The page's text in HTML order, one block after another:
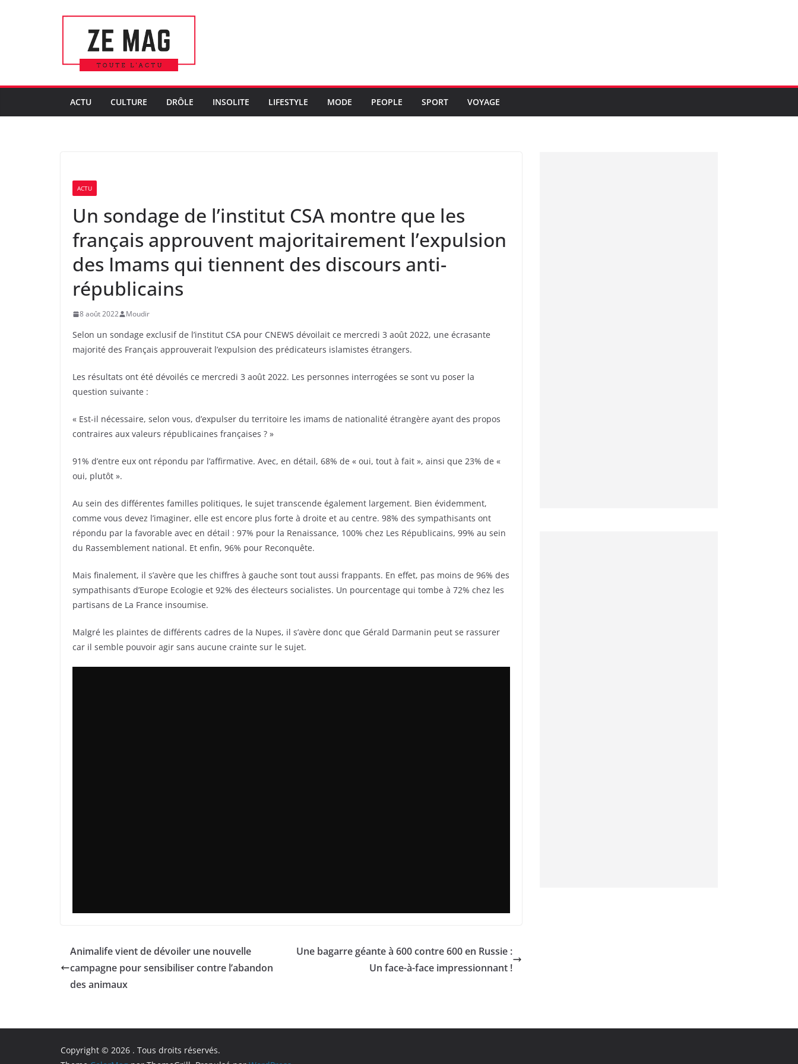
ACTU CULTURE DRÔLE INSOLITE LIFESTYLE MODE PEOPLE SPORT VOYAGE
ACTU
Un sondage de l’institut CSA montre que les
français approuvent majoritairement l’expulsion
des Imams qui tiennent des discours anti-
républicains
8 août 2022 Moudir
Selon un sondage exclusif de l’institut CSA pour CNEWS dévoilait ce mercredi 3 août 2022, une écrasante
majorité des Français approuverait l’expulsion des prédicateurs islamistes étrangers.
Les résultats ont été dévoilés ce mercredi 3 août 2022. Les personnes interrogées se sont vu poser la
question suivante :
« Est-il nécessaire, selon vous, d’expulser du territoire les imams de nationalité étrangère ayant des propos
contraires aux valeurs républicaines françaises ? »
91% d’entre eux ont répondu par l’affirmative. Avec, en détail, 68% de « oui, tout à fait », ainsi que 23% de «
oui, plutôt ».
Au sein des différentes familles politiques, le sujet transcende également largement. Bien évidemment,
comme vous devez l’imaginer, elle est encore plus forte à droite et au centre. 98% des sympathisants ont
répondu par la favorable avec en détail : 97% pour la Renaissance, 100% chez Les Républicains, 99% au sein
du Rassemblement national. Et enfin, 96% pour Reconquête.
Mais finalement, il s’avère que les chiffres à gauche sont tout aussi frappants. En effet, pas moins de 96% des
sympathisants d’Europe Ecologie et 92% des électeurs socialistes. Un pourcentage qui tombe à 72% chez les
partisans de La France insoumise.
Malgré les plaintes de différents cadres de la Nupes, il s’avère donc que Gérald Darmanin peut se rassurer
car il semble pouvoir agir sans aucune crainte sur le sujet.
Animalife vient de dévoiler une nouvelle
campagne pour sensibiliser contre l’abandon
des animaux
Une bagarre géante à 600 contre 600 en Russie :
Un face-à-face impressionnant !
Copyright © 2026 . Tous droits réservés.